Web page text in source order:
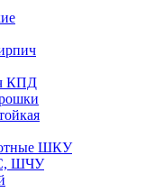
КПД
ШКУ
ШЧУ